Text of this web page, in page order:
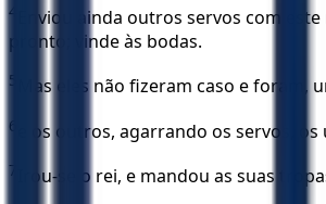
4
Enviou ainda outros servos com
pronto; vinde às bodas.
5 Mas eles não fizeram caso e
6 e os outros, agarrando os servos,
7 Irou-se o rei, e mandou as suas